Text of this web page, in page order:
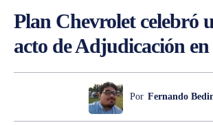
Plan Chevrolet celebró
acto de Adjudicación
Por Fernando